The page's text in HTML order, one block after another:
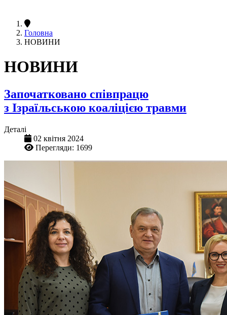
Головна
НОВИНИ
НОВИНИ
Започатковано співпрацю
з Ізраїльською коаліцією травми
Деталі
02 квітня 2024
Перегляди: 1699